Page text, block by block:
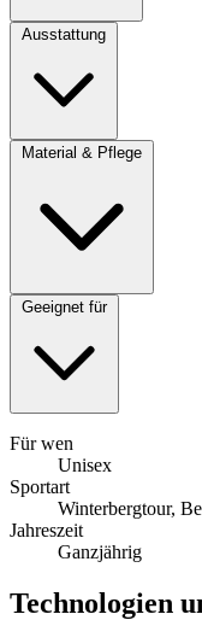
Ausstattung
Material & Pflege
Geeignet für
Für wen
Unisex
Sportart
Winterbergtour,
Jahreszeit
Ganzjährig
Technologien